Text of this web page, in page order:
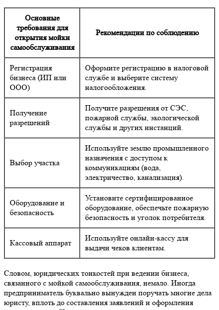
Основные
требования для
открытия мойки
самообслуживания
Рекомендации по соблюдению
Регистрация
бизнеса (ИП или
ООО)
Оформите регистрацию в налоговой
службе и выберите систему
налогообложения.
Получение
разрешений
Получите разрешения от СЭС,
пожарной службы, экологической
службы и других инстанций.
Выбор участка
Используйте землю промышленного
назначения с доступом к
коммуникациям (вода,
электричество, канализация).
Оборудование и
безопасность
Установите сертифицированное
оборудование, обеспечьте пожарную
безопасность и уголок потребителя.
Кассовый аппарат
Используйте онлайн-кассу для
выдачи чеков клиентам.
Словом, юридических тонкостей при ведении бизнеса,
связанного с мойкой самообслуживания, немало. Иногда
предприниматель буквально вынужден поручать многие дела
юристу, вплоть до составления заявлений и оформления